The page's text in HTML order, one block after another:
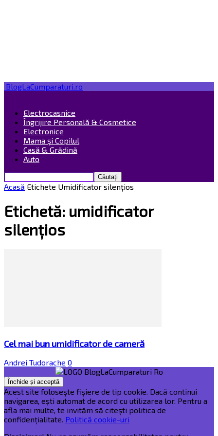
BlogLaCumparaturi.ro
Electrocasnice
Îngrijire Personală & Cosmetice
Electronice
Mama și Copilul
Casă & Grădină
Auto
Acasă Etichete Umidificator silențios
Etichetă: umidificator
silențios
Cel mai bun umidificator de cameră
Andrei Tudorache 0
Acest site folosește fișiere de tip cookie. Dacă continui
navigarea, ești automat de acord cu utilizarea lor. Pentru a
afla mai multe, te invităm să citești politica de
confidențialitate. Politică cookie-uri